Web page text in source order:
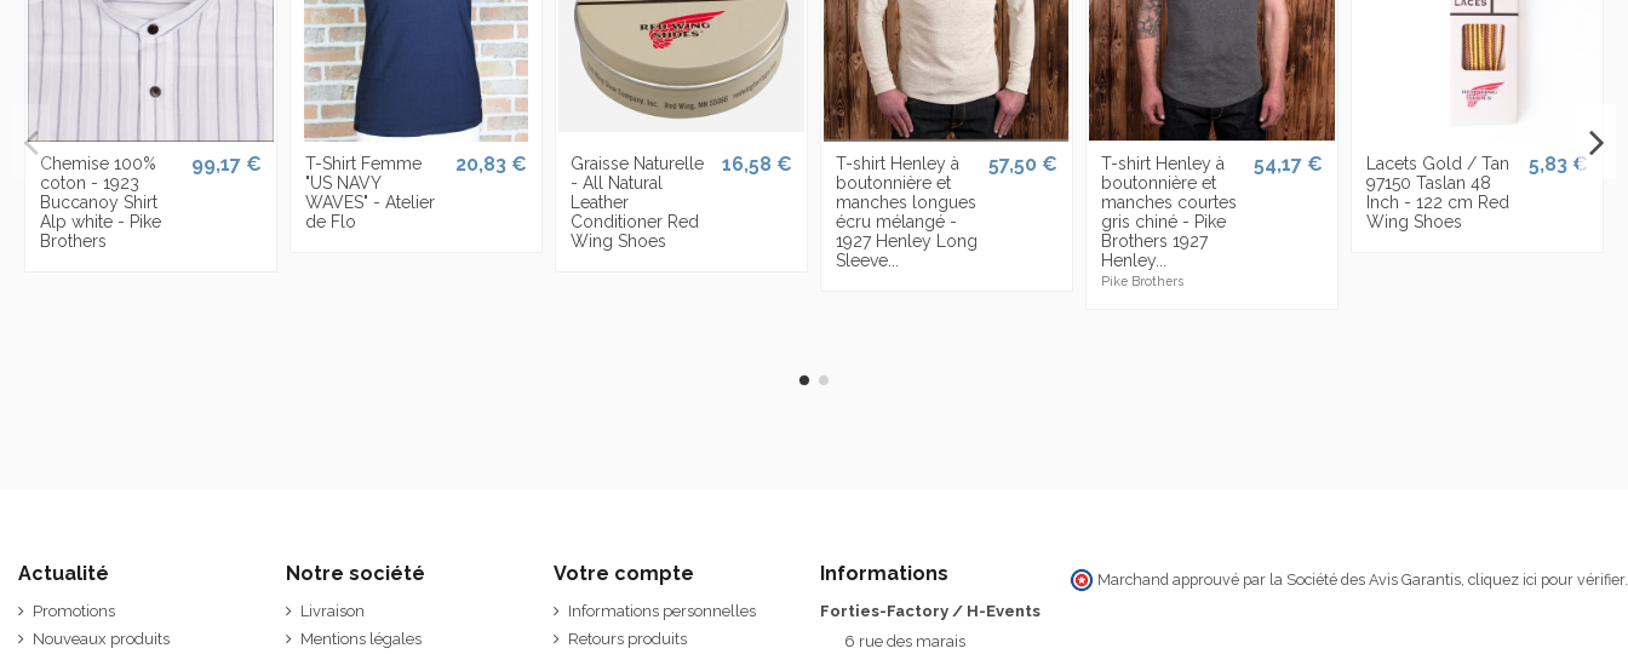
Chemise 100%
coton - 1923
Buccanoy Shirt
Alp white - Pike
Brothers
99,17 €
T-Shirt Femme
"US NAVY
WAVES" - Atelier
de Flo
20,83 €
Graisse Naturelle
- All Natural
Leather
Conditioner Red
Wing Shoes
16,58 €
T-shirt Henley à
boutonnière et
manches longues
écru mélangé -
1927 Henley Long
Sleeve...
57,50 €
T-shirt Henley à
boutonnière et
manches courtes
gris chiné - Pike
Brothers 1927
Henley...
Pike Brothers
54,17 €
Lacets Gold / Tan
97150 Taslan 48
Inch - 122 cm Red
Wing Shoes
5,83 €
Actualité
Promotions
Nouveaux produits
Notre société
Livraison
Mentions légales
Votre compte
Informations personnelles
Retours produits
Informations
Forties-Factory / H-Events
6 rue des marais
Marchand approuvé par la Société des Avis Garantis, cliquez ici pour vérifier.